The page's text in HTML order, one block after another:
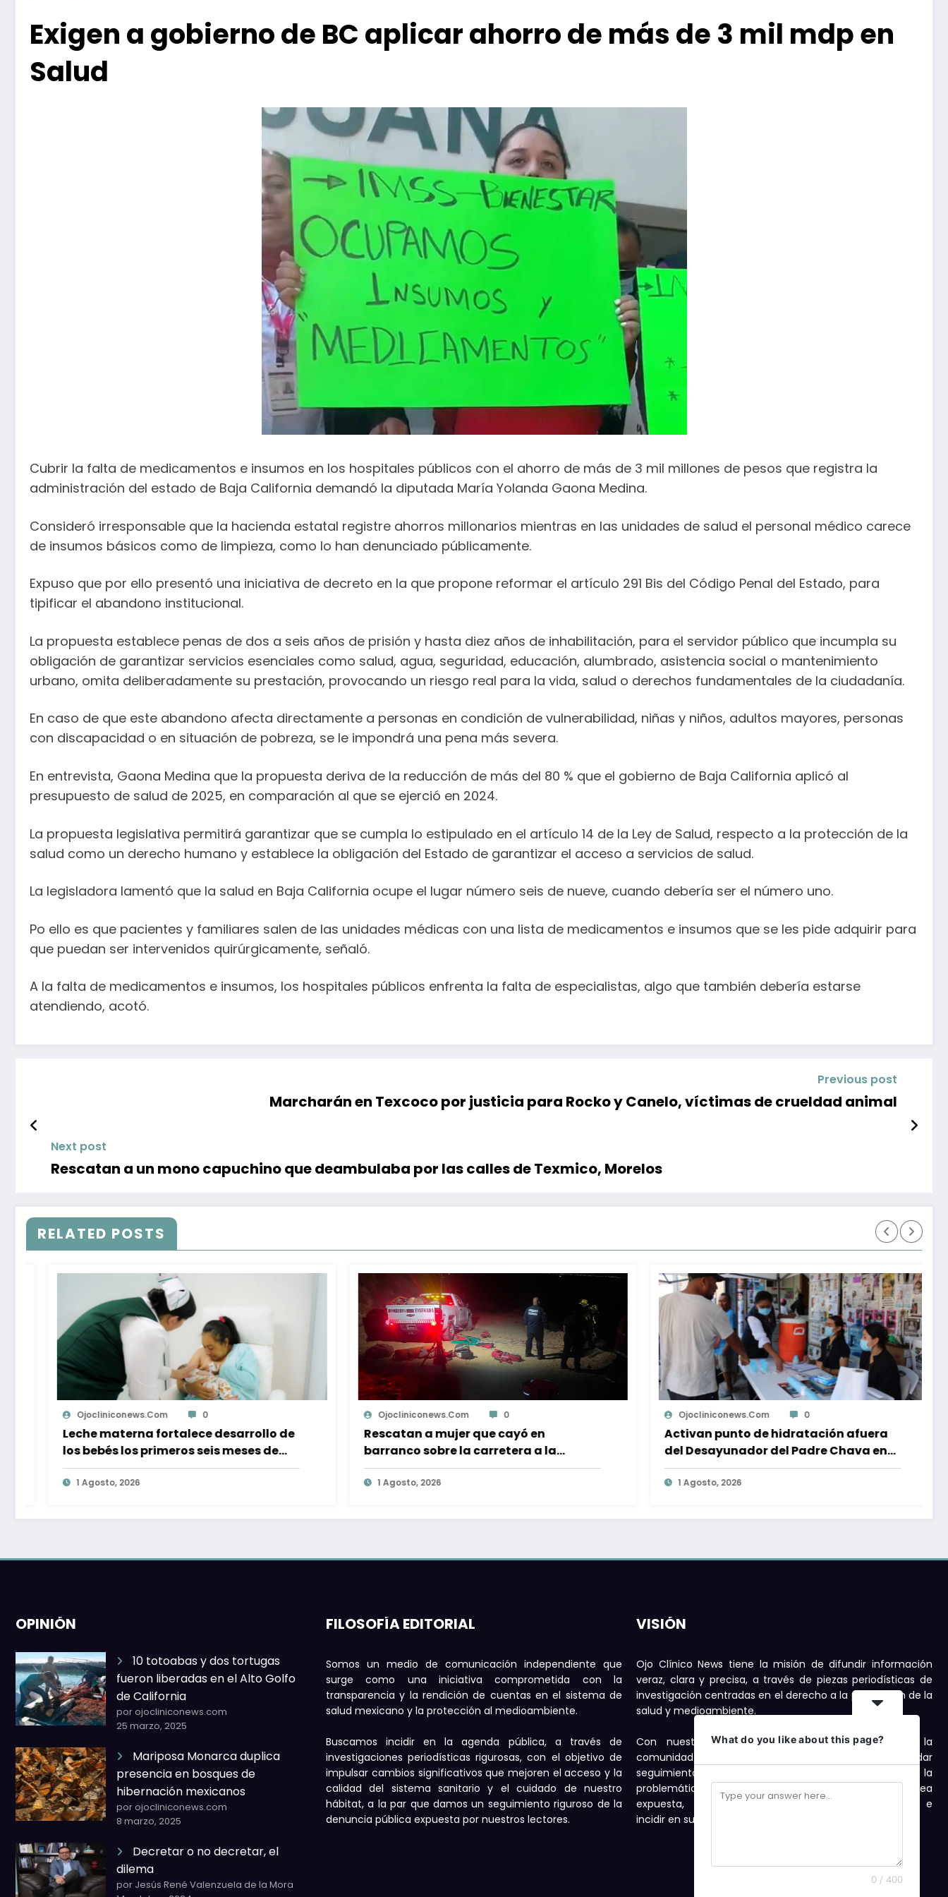
Exigen a gobierno de BC aplicar ahorro de más de 3 mil mdp en
Salud
Cubrir la falta de medicamentos e insumos en los hospitales públicos con el ahorro de más de 3 mil millones de pesos que registra la
administración del estado de Baja California demandó la diputada María Yolanda Gaona Medina.
Consideró irresponsable que la hacienda estatal registre ahorros millonarios mientras en las unidades de salud el personal médico carece
de insumos básicos como de limpieza, como lo han denunciado públicamente.
Expuso que por ello presentó una iniciativa de decreto en la que propone reformar el artículo 291 Bis del Código Penal del Estado, para
tipificar el abandono institucional.
La propuesta establece penas de dos a seis años de prisión y hasta diez años de inhabilitación, para el servidor público que incumpla su
obligación de garantizar servicios esenciales como salud, agua, seguridad, educación, alumbrado, asistencia social o mantenimiento
urbano, omita deliberadamente su prestación, provocando un riesgo real para la vida, salud o derechos fundamentales de la ciudadanía.
En caso de que este abandono afecta directamente a personas en condición de vulnerabilidad, niñas y niños, adultos mayores, personas
con discapacidad o en situación de pobreza, se le impondrá una pena más severa.
En entrevista, Gaona Medina que la propuesta deriva de la reducción de más del 80 % que el gobierno de Baja California aplicó al
presupuesto de salud de 2025, en comparación al que se ejerció en 2024.
La propuesta legislativa permitirá garantizar que se cumpla lo estipulado en el artículo 14 de la Ley de Salud, respecto a la protección de la
salud como un derecho humano y establece la obligación del Estado de garantizar el acceso a servicios de salud.
La legisladora lamentó que la salud en Baja California ocupe el lugar número seis de nueve, cuando debería ser el número uno.
Po ello es que pacientes y familiares salen de las unidades médicas con una lista de medicamentos e insumos que se les pide adquirir para
que puedan ser intervenidos quirúrgicamente, señaló.
A la falta de medicamentos e insumos, los hospitales públicos enfrenta la falta de especialistas, algo que también debería estarse
atendiendo, acotó.
Previous post
Marcharán en Texcoco por justicia para Rocko y Canelo, víctimas de crueldad animal
Next post
Rescatan a un mono capuchino que deambulaba por las calles de Texmico, Morelos
RELATED POSTS
0
fortalece desarrollo de
los primeros seis meses de
0
Rescatan a mujer que cayó en
barranco sobre la carretera a la
Bufadora en Ensenada
0
Activan punto de hidratación afuera
del Desayunador del Padre Chava en
Tijuana
Una persona
en choque de
destino a
OPINIÓN
10 totoabas y dos tortugas
fueron liberadas en el Alto Golfo
de California
por ojocliniconews.com
25 marzo, 2025
Mariposa Monarca duplica
presencia en bosques de
hibernación mexicanos
por ojocliniconews.com
8 marzo, 2025
Decretar o no decretar, el
dilema
por Jesús René Valenzuela de la Mora
FILOSOFÍA EDITORIAL
Somos un medio de comunicación independiente que
surge como una iniciativa comprometida con la
transparencia y la rendición de cuentas en el sistema de
salud mexicano y la protección al medioambiente.
Buscamos incidir en la agenda pública, a través de
investigaciones periodísticas rigurosas, con el objetivo de
impulsar cambios significativos que mejoren el acceso y la
calidad del sistema sanitario y el cuidado de nuestro
hábitat, a la par que damos un seguimiento riguroso de la
denuncia pública expuesta por nuestros lectores.
VISIÓN
Ojo Clínico News tiene la misión de difundir información
veraz, clara y precisa, a través de piezas periodísticas de
investigación centradas en el derecho a la protección de la
salud y medioambiente.
Con nuestras publicaciones buscamos motivar a la
comunidad a denunciar, con el compromiso de dar
seguimiento con investigaciones periodísticas a la
problemática de salud y medioambiente que sea
expuesta, como una forma de visibilizarla e
incidir en su solución.
What do you like about this page?
0 / 400